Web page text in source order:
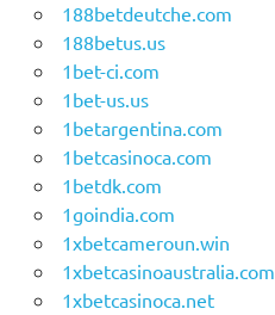
188betdeutche.com
188betus.us
1bet-ci.com
1bet-us.us
1betargentina.com
1betcasinoca.com
1betdk.com
1goindia.com
1xbetcameroun.win
1xbetcasinoaustralia.com
1xbetcasinoca.net